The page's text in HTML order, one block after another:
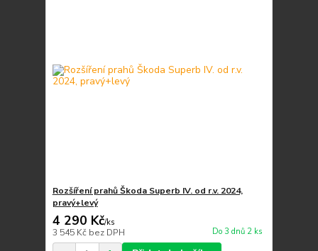
Rozšíření prahů Škoda Superb IV. od r.v. 2024,
pravý+levý
4 290 Kč/ks
3 545 Kč bez DPH Do 3 dnů 2 ks